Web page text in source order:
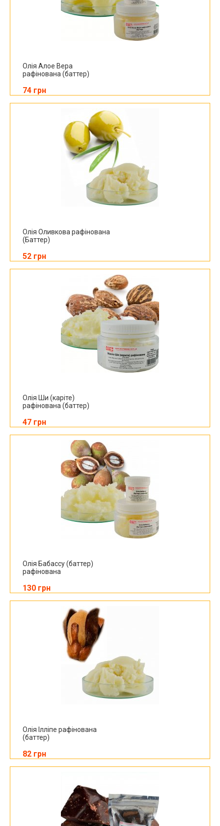
Олія Алое Вера
рафінована (баттер)
74 грн
Олія Оливкова рафінована
(Баттер)
52 грн
Олія Ши (каріте)
рафінована (баттер)
47 грн
Олія Бабассу (баттер)
рафінована
130 грн
Олія Ілліпе рафінована
(баттер)
82 грн